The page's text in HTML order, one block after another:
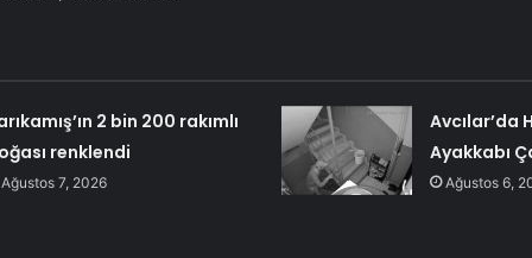
2 bin 200 rakımlı
renklendi
Ağustos 7, 2026
Avcılar’da
Ayakkabı
Ağustos 6,